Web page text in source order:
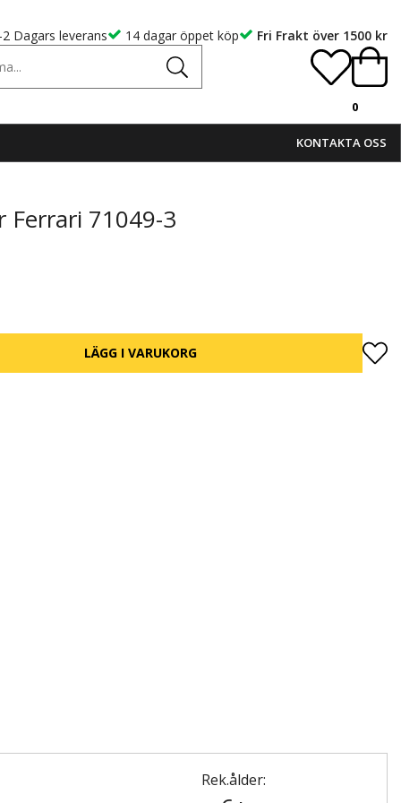
Dagars leverans 14 dagar öppet köp Fri Frakt över 1500 kr
0
KONTAKTA OSS
Ferrari 71049-3
LÄGG I VARUKORG
Rek.ålder: